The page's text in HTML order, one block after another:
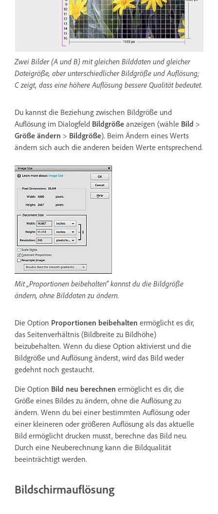
Zwei Bilder (A und B) mit gleichen Bilddaten und gleicher
Dateigröße, aber unterschiedlicher Bildgröße und Auflösung;
C zeigt, dass eine höhere Auflösung bessere Qualität bedeutet.
Du kannst die Beziehung zwischen Bildgröße und
Auflösung im Dialogfeld Bildgröße anzeigen (wähle Bild >
Größe ändern > Bildgröße). Beim Ändern eines Werts
ändern sich auch die anderen beiden Werte entsprechend.
Mit „Proportionen beibehalten“ kannst du die Bildgröße
ändern, ohne Bilddaten zu ändern.
Die Option Proportionen beibehalten ermöglicht es dir,
das Seitenverhältnis (Bildbreite zu Bildhöhe)
beizubehalten. Wenn du diese Option aktivierst und die
Bildgröße und Auflösung änderst, wird das Bild weder
gedehnt noch gestaucht.
Die Option Bild neu berechnen ermöglicht es dir, die
Größe eines Bildes zu ändern, ohne die Auflösung zu
ändern. Wenn du bei einer bestimmten Auflösung oder
einer kleineren oder größeren Auflösung als das aktuelle
Bild ermöglicht drucken musst, berechne das Bild neu.
Durch eine Neuberechnung kann die Bildqualität
beeinträchtigt werden.
Bildschirmauflösung